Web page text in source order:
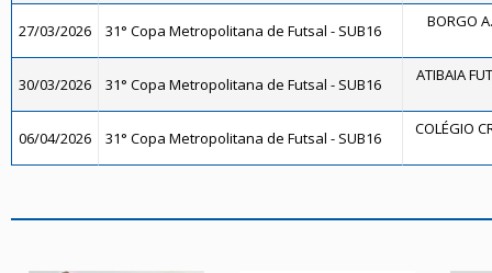
27/03/2026 31° Copa Metropolitana de Futsal - SUB16 BORGO
30/03/2026 31° Copa Metropolitana de Futsal - SUB16 ATIBAIA
06/04/2026 31° Copa Metropolitana de Futsal - SUB16 COLÉGIO